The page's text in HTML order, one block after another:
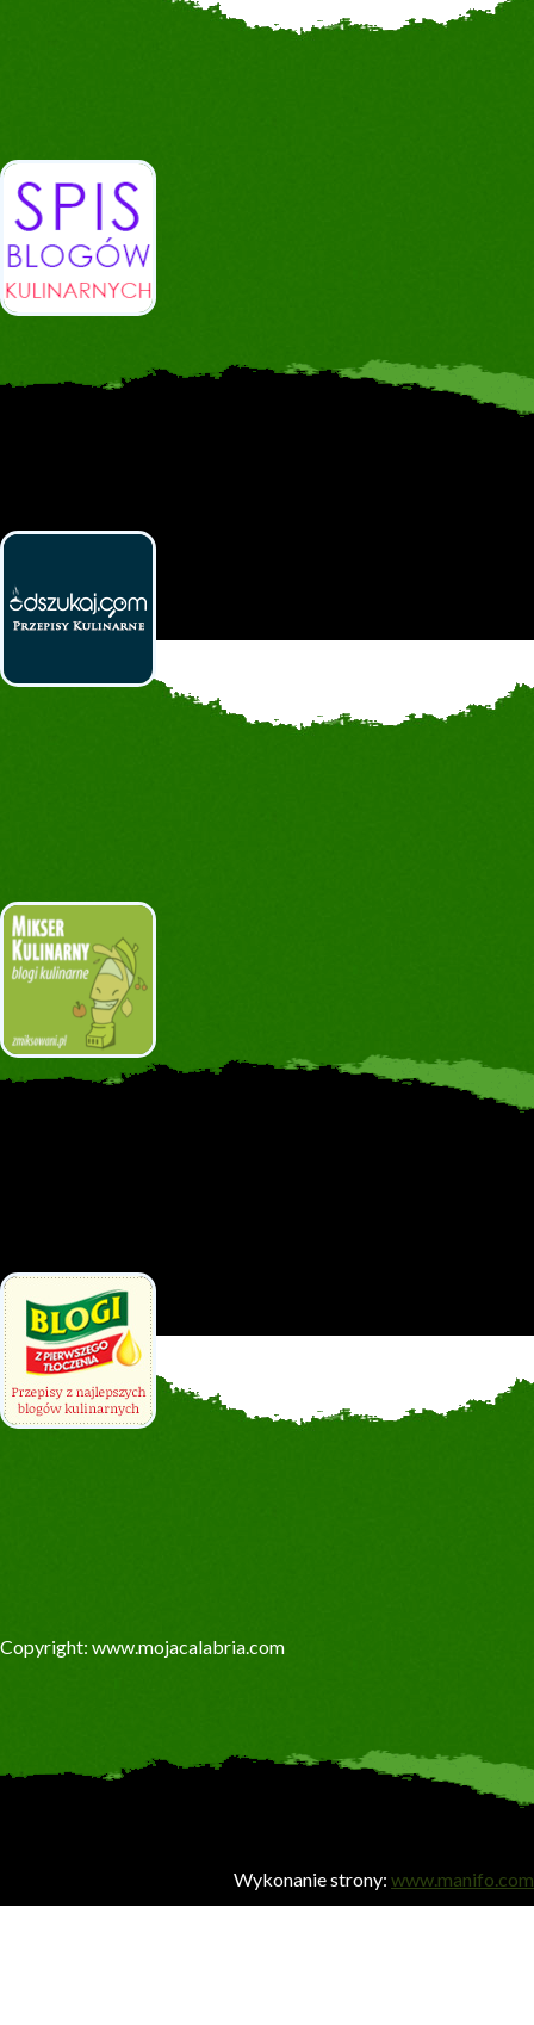
Copyright: www.mojacalabria.com
Wykonanie strony: www.manifo.com